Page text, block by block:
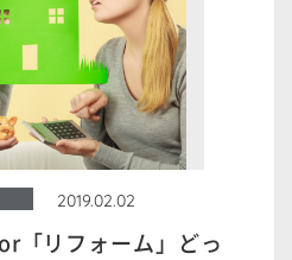
2019.02.02
リフォーム」どっ